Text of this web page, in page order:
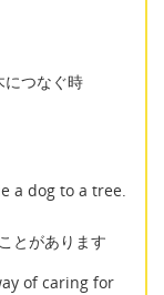
つなぐ時
a dog to a tree.
とがあります
of caring for